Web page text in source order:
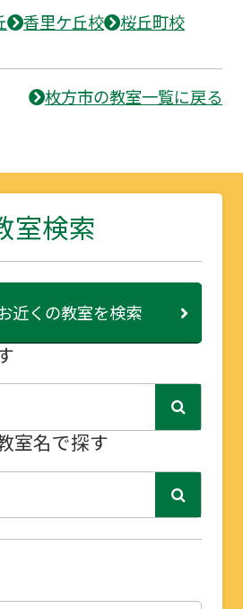
香里ケ丘校
桜丘町校
枚方市の教室一覧に戻る
室検索
近くの教室を検索
室名で探す